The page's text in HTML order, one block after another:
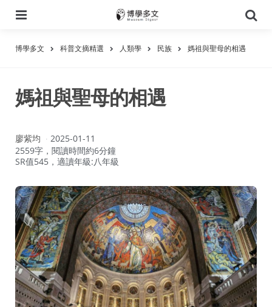
尋
博學多文 科普文摘精選 人類學 民族 媽祖與聖母的相遇
媽祖與聖母的相遇
作
者：
廖紫均
2025-01-11
2559字，閱讀時間約6分鐘
SR值545，適讀年級:八年級